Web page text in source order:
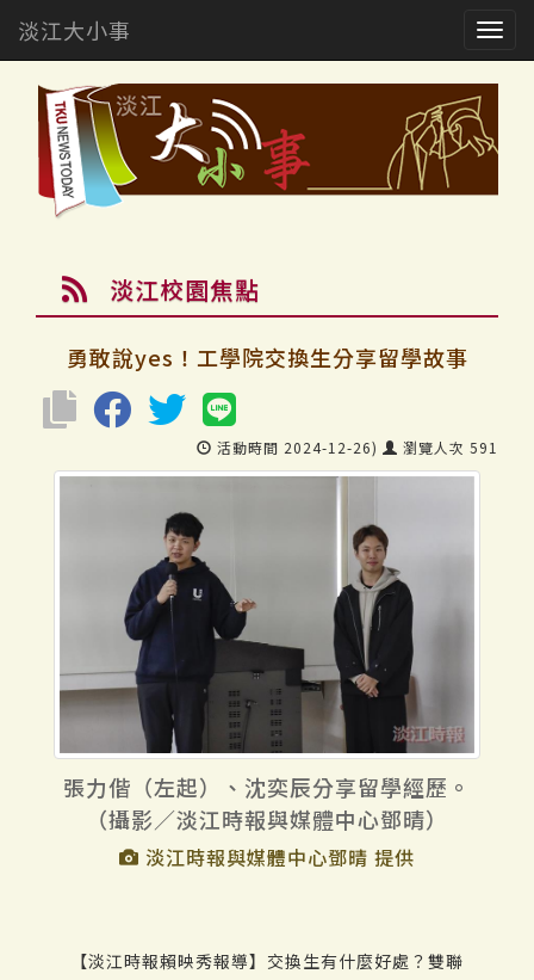
淡江大小事
淡江校園焦點
勇敢說yes！工學院交換生分享留學故事
活動時間 2024-12-26) 瀏覽人次 591
張力偕（左起）、沈奕辰分享留學經歷。
（攝影／淡江時報與媒體中心鄧晴）
淡江時報與媒體中心鄧晴 提供
【淡江時報賴映秀報導】交換生有什麼好處？雙聯